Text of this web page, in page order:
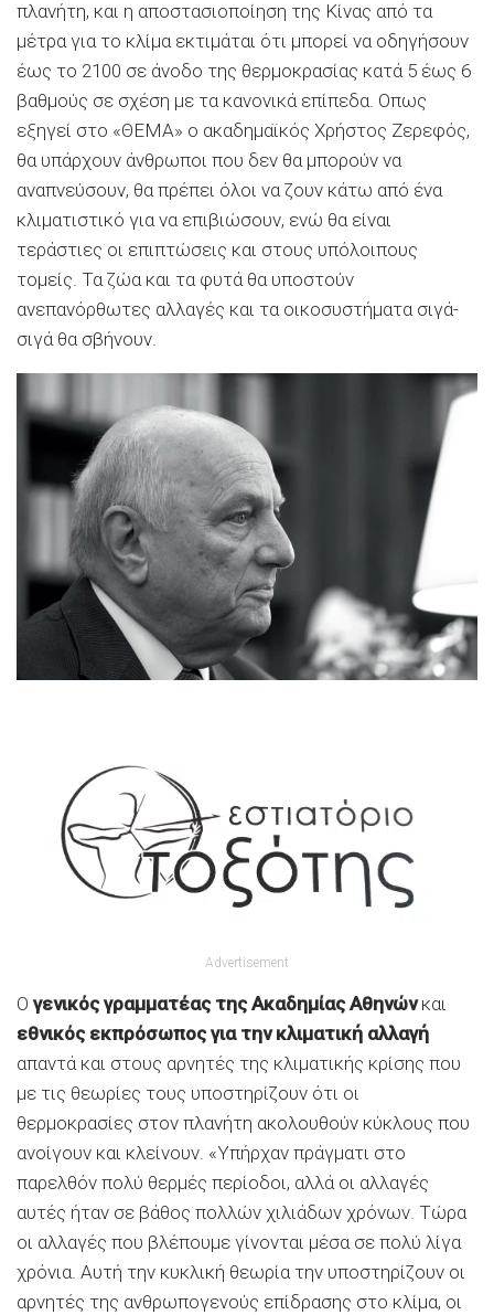
πλανήτη, και η αποστασιοποίηση της Κίνας από τα
μέτρα για το κλίμα εκτιμάται ότι μπορεί να οδηγήσουν
έως το 2100 σε άνοδο της θερμοκρασίας κατά 5 έως 6
βαθμούς σε σχέση με τα κανονικά επίπεδα. Oπως
εξηγεί στο «ΘΕΜΑ» ο ακαδημαϊκός Χρήστος Ζερεφός,
θα υπάρχουν άνθρωποι που δεν θα μπορούν να
αναπνεύσουν, θα πρέπει όλοι να ζουν κάτω από ένα
κλιματιστικό για να επιβιώσουν, ενώ θα είναι
τεράστιες οι επιπτώσεις και στους υπόλοιπους
τομείς. Τα ζώα και τα φυτά θα υποστούν
ανεπανόρθωτες αλλαγές και τα οικοσυστήματα σιγά-
σιγά θα σβήνουν.
Advertisement
Ο γενικός γραμματέας της Ακαδημίας Αθηνώνκαι
εθνικός εκπρόσωπος για την κλιματική αλλαγή
απαντά και στους αρνητές της κλιματικής κρίσης που
με τις θεωρίες τους υποστηρίζουν ότι οι
θερμοκρασίες στον πλανήτη ακολουθούν κύκλους που
ανοίγουν και κλείνουν. «Υπήρχαν πράγματι στο
παρελθόν πολύ θερμές περίοδοι, αλλά οι αλλαγές
αυτές ήταν σε βάθος πολλών χιλιάδων χρόνων. Τώρα
οι αλλαγές που βλέπουμε γίνονται μέσα σε πολύ λίγα
χρόνια. Αυτή την κυκλική θεωρία την υποστηρίζουν οι
αρνητές της ανθρωπογενούς επίδρασης στο κλίμα, οι